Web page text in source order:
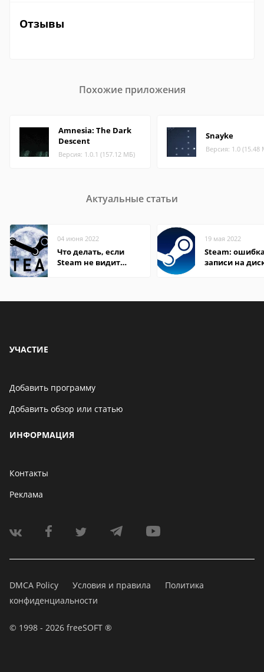
Отзывы
Похожие приложения
Amnesia: The Dark
Descent
Версия: 1.0.1 (157.12 МБ)
Snayke
Версия: 1.0 (15.48
Актуальные статьи
04 июня 2022
Что делать, если
Steam не видит
19 мая 2022
Steam:
записи на
УЧАСТИЕ
Добавить программу
Добавить обзор или статью
ИНФОРМАЦИЯ
Контакты
Реклама
DMCA Policy Условия и правила
Политика
конфиденциальности
© 1998 - 2026 freeSOFT ®